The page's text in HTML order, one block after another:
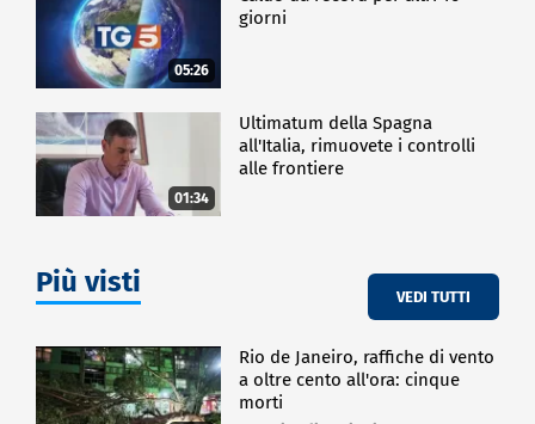
05:26
giorni
01:34
Ultimatum della Spagna
all'Italia, rimuovete i controlli
alle frontiere
Più visti VEDI TUTTI
Rio de Janeiro, raffiche di vento
a oltre cento all'ora: cinque
morti